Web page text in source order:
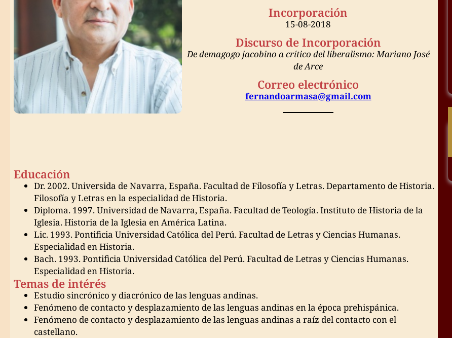
Incorporación
15-08-2018
Discurso de Incorporación
De demagogo jacobino a crítico del liberalismo: Mariano José
de Arce
Correo electrónico
fernandoarmasa@gmail.com
Educación
Dr. 2002. Universida de Navarra, España. Facultad de Filosofía y Letras. Departamento de Historia.
Filosofía y Letras en la especialidad de Historia.
Diploma. 1997. Universidad de Navarra, España. Facultad de Teología. Instituto de Historia de la
Iglesia. Historia de la Iglesia en América Latina.
Lic. 1993. Pontificia Universidad Católica del Perú. Facultad de Letras y Ciencias Humanas.
Especialidad en Historia.
Bach. 1993. Pontificia Universidad Católica del Perú. Facultad de Letras y Ciencias Humanas.
Especialidad en Historia.
Temas de intérés
Estudio sincrónico y diacrónico de las lenguas andinas.
Fenómeno de contacto y desplazamiento de las lenguas andinas en la época prehispánica.
Fenómeno de contacto y desplazamiento de las lenguas andinas a raíz del contacto con el
castellano.